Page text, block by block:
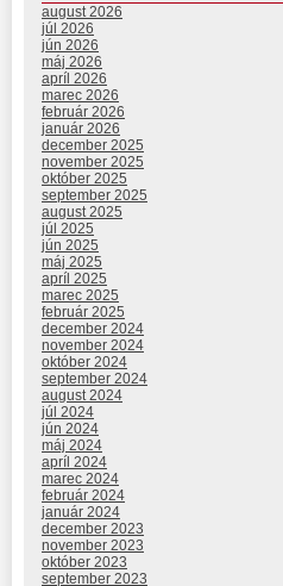
august 2026
júl 2026
jún 2026
máj 2026
apríl 2026
marec 2026
február 2026
január 2026
december 2025
november 2025
október 2025
september 2025
august 2025
júl 2025
jún 2025
máj 2025
apríl 2025
marec 2025
február 2025
december 2024
november 2024
október 2024
september 2024
august 2024
júl 2024
jún 2024
máj 2024
apríl 2024
marec 2024
február 2024
január 2024
december 2023
november 2023
október 2023
september 2023